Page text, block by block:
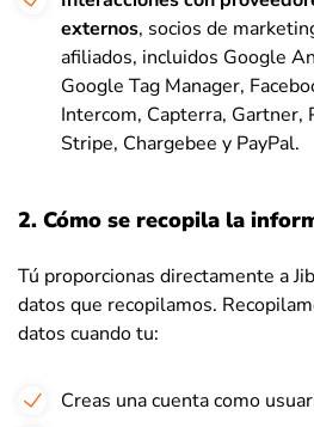
externos, socios de
afiliados, incluidos Google
Google Tag Manager,
Intercom, Capterra, Gartner,
Stripe, Chargebee y PayPal.
2. Cómo se recopila la
Tú proporcionas directamente a
datos que recopilamos.
datos cuando tu:
Creas una cuenta como